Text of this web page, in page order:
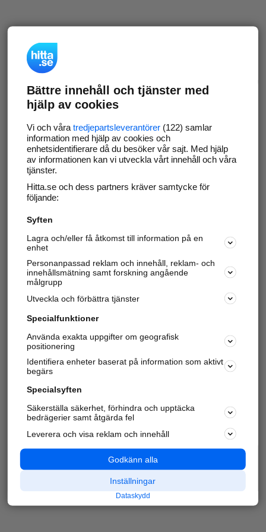
Bättre innehåll och tjänster med
hjälp av cookies
Vi och våra tredjepartsleverantörer(122) samlar
information med hjälp av cookies och
enhetsidentifierare då du besöker vår sajt. Med hjälp
av informationen kan vi utveckla vårt innehåll och våra
tjänster.
Hitta.se och dess partners kräver samtycke för
följande:
Syften
Lagra och/eller få åtkomst till information på en
enhet
Personanpassad reklam och innehåll, reklam- och
innehållsmätning samt forskning angående
målgrupp
Utveckla och förbättra tjänster
Specialfunktioner
Använda exakta uppgifter om geografisk
positionering
Identifiera enheter baserat på information som aktivt
begärs
Specialsyften
Säkerställa säkerhet, förhindra och upptäcka
bedrägerier samt åtgärda fel
Leverera och visa reklam och innehåll
Godkänn alla
Inställningar
Dataskydd